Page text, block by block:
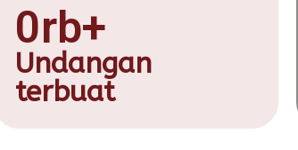
0rb+
Undangan
terbuat